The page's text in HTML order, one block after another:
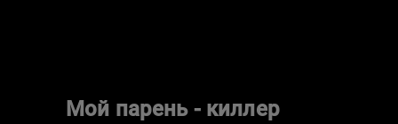
Мой парень - киллер